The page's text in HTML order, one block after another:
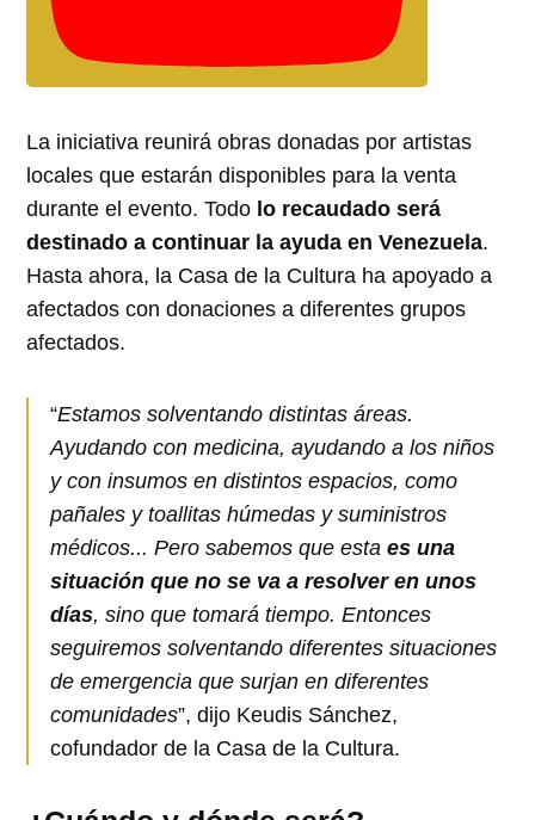
La iniciativa reunirá obras donadas por artistas
locales que estarán disponibles para la venta
durante el evento. Todo lo recaudado será
destinado a continuar la ayuda en Venezuela.
Hasta ahora, la Casa de la Cultura ha apoyado a
afectados con donaciones a diferentes grupos
afectados.
“Estamos solventando distintas áreas.
Ayudando con medicina, ayudando a los niños
y con insumos en distintos espacios, como
pañales y toallitas húmedas y suministros
médicos... Pero sabemos que estaes una
situación que no se va a resolver en unos
días, sino que tomará tiempo. Entonces
seguiremos solventando diferentes situaciones
de emergencia que surjan en diferentes
comunidades”, dijo Keudis Sánchez,
cofundador de la Casa de la Cultura.